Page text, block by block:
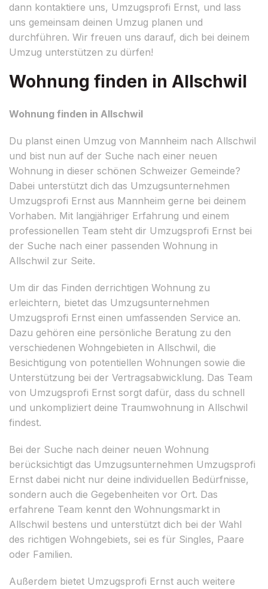
dann kontaktiere uns, Umzugsprofi Ernst, und lass
uns gemeinsam deinen Umzug planen und
durchführen. Wir freuen uns darauf, dich bei deinem
Umzug unterstützen zu dürfen!
Wohnung finden in Allschwil
Wohnung finden in Allschwil
Du planst einen Umzug von Mannheim nach Allschwil
und bist nun auf der Suche nach einer neuen
Wohnung in dieser schönen Schweizer Gemeinde?
Dabei unterstützt dich das Umzugsunternehmen
Umzugsprofi Ernst aus Mannheim gerne bei deinem
Vorhaben. Mit langjähriger Erfahrung und einem
professionellen Team steht dir Umzugsprofi Ernst bei
der Suche nach einer passenden Wohnung in
Allschwil zur Seite.
Um dir das Finden derrichtigen Wohnung zu
erleichtern, bietet das Umzugsunternehmen
Umzugsprofi Ernst einen umfassenden Service an.
Dazu gehören eine persönliche Beratung zu den
verschiedenen Wohngebieten in Allschwil, die
Besichtigung von potentiellen Wohnungen sowie die
Unterstützung bei der Vertragsabwicklung. Das Team
von Umzugsprofi Ernst sorgt dafür, dass du schnell
und unkompliziert deine Traumwohnung in Allschwil
findest.
Bei der Suche nach deiner neuen Wohnung
berücksichtigt das Umzugsunternehmen Umzugsprofi
Ernst dabei nicht nur deine individuellen Bedürfnisse,
sondern auch die Gegebenheiten vor Ort. Das
erfahrene Team kennt den Wohnungsmarkt in
Allschwil bestens und unterstützt dich bei der Wahl
des richtigen Wohngebiets, sei es für Singles, Paare
oder Familien.
Außerdem bietet Umzugsprofi Ernst auch weitere